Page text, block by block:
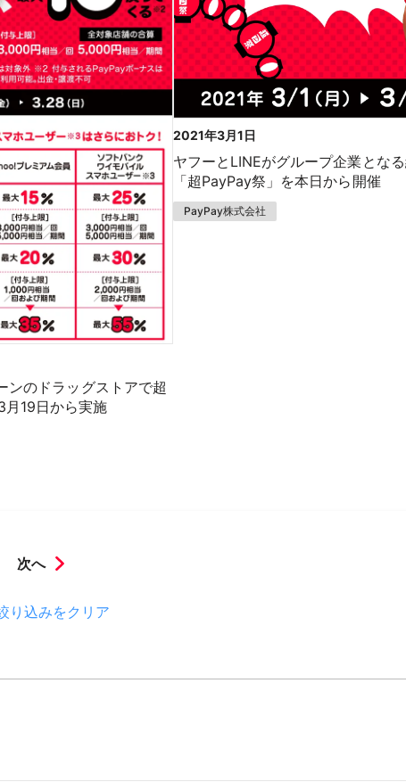
ンのドラッグストアで超
月19日から実施
2021年3月1日
ヤフーとLINEがグループ企業とな
「超PayPay祭」を本日から開催
PayPay株式会社
次へ
り込みをクリア